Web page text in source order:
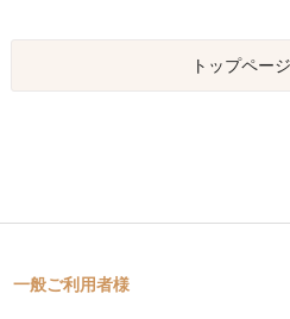
トップペー
一般ご利用者様